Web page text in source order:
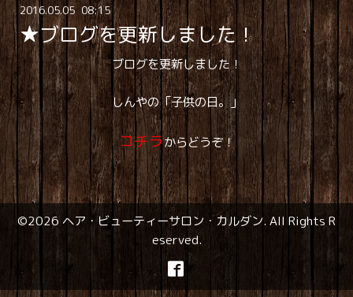
2016.05.05 08:15
★ブログを更新しました！
ブログを更新しました！
しんやの「子供の日。」
コチラからどうぞ！
©2026 ヘア・ビューティーサロン・カルダン. All Rights R
eserved.